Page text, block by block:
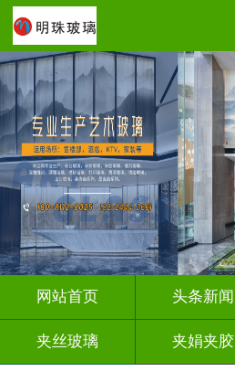
网站首页 头条新闻
夹丝玻璃 夹娟夹胶